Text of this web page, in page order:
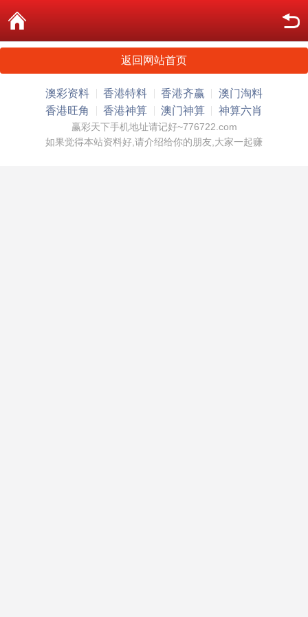
返回网站首页
澳彩资料 香港特料 香港齐赢
澳门淘料
香港旺角
香港神算 澳门神算 神算六肖
赢彩天下手机地址请记好~776722.com
如果觉得本站资料好,请介绍给你的朋友,大家一起赚